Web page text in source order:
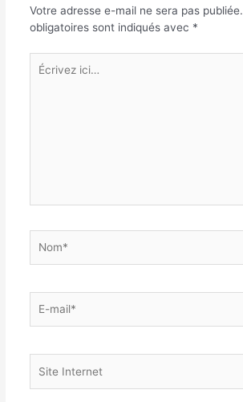
Votre adresse e-mail ne sera pas publiée.
obligatoires sont indiqués avec *
Écrivez
ici…
mail*
Internet